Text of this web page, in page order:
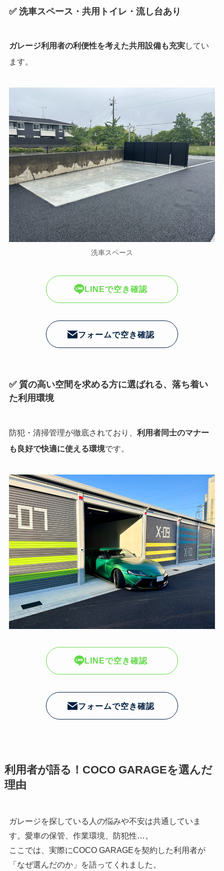
✅ 洗車スペース・共用トイレ・流し台あり
ガレージ利用者の利便性を考えた共用設備も充実してい
ます。
洗車スペース
LINEで空き確認
フォームで空き確認
✅ 質の高い空間を求める方に選ばれる、落ち着い
た利用環境
防犯・清掃管理が徹底されており、 利用者同士のマナー
も良好で快適に使える環境です。
LINEで空き確認
フォームで空き確認
利用者が語る！COCO GARAGEを選んだ
理由
ガレージを探している人の悩みや不安は共通していま
す。愛車の保管、作業環境、防犯性…。
ここでは、実際にCOCO GARAGEを契約した利用者が
「なぜ選んだのか」を語ってくれました。